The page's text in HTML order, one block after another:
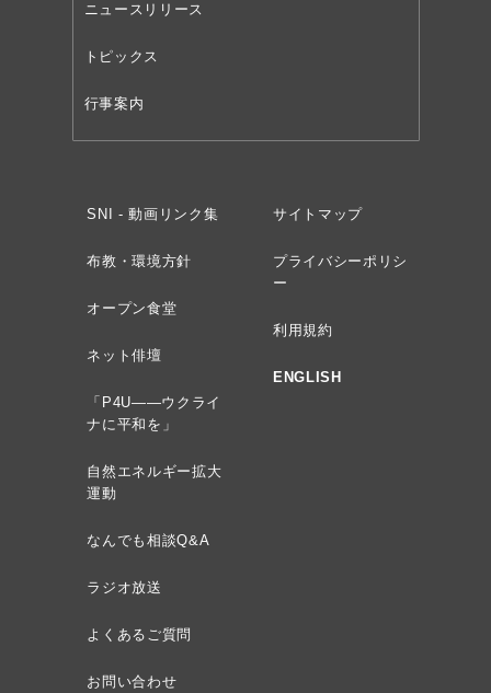
ニュースリリース
トピックス
行事案内
SNI - 動画リンク集
布教・環境方針
オープン食堂
ネット俳壇
「P4U——ウクライ
ナに平和を」
自然エネルギー拡大
運動
なんでも相談Q&A
ラジオ放送
よくあるご質問
お問い合わせ
サイトマップ
プライバシーポリシ
ー
利用規約
ENGLISH